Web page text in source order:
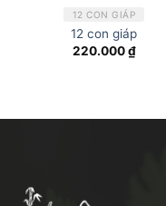
12 CON GIÁP
12 con giáp
220.000₫